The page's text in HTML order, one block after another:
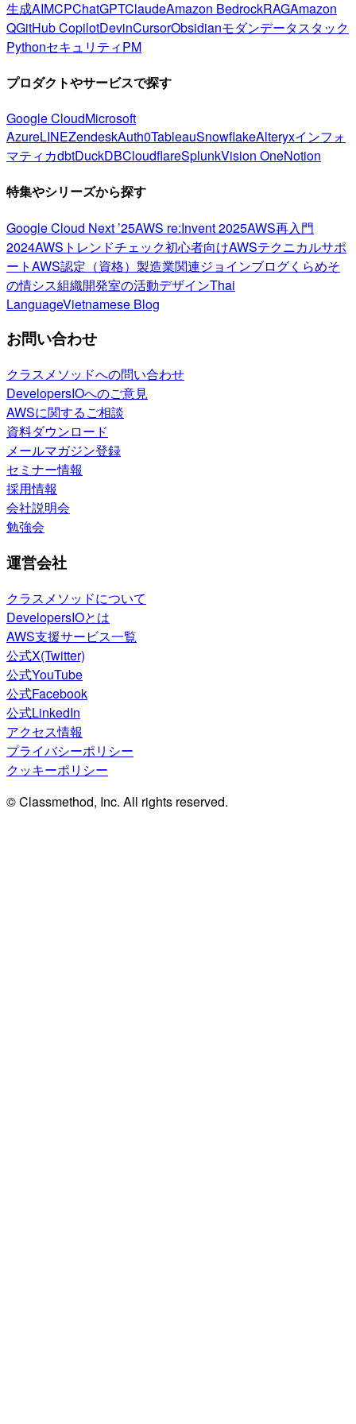
生成AIMCPChatGPTClaudeAmazon BedrockRAGAmazon
QGitHub CopilotDevinCursorObsidianモダンデータスタック
PythonセキュリティPM
プロダクトやサービスで探す
Google CloudMicrosoft
AzureLINEZendeskAuth0TableauSnowflakeAlteryxインフォ
マティカdbtDuckDBCloudflareSplunkVision OneNotion
特集やシリーズから探す
Google Cloud Next ’25AWS re:Invent 2025AWS再入門
2024AWSトレンドチェック初心者向けAWSテクニカルサポ
ートAWS認定（資格） 製造業関連ジョインブログくらめそ
の情シス組織開発室の活動デザインThai
LanguageVietnamese Blog
お問い合わせ
クラスメソッドへの問い合わせ
DevelopersIOへのご意見
AWSに関するご相談
資料ダウンロード
メールマガジン登録
セミナー情報
採用情報
会社説明会
勉強会
運営会社
クラスメソッドについて
DevelopersIOとは
AWS支援サービス一覧
公式X(Twitter)
公式YouTube
公式Facebook
公式LinkedIn
アクセス情報
プライバシーポリシー
クッキーポリシー
© Classmethod, Inc. All rights reserved.